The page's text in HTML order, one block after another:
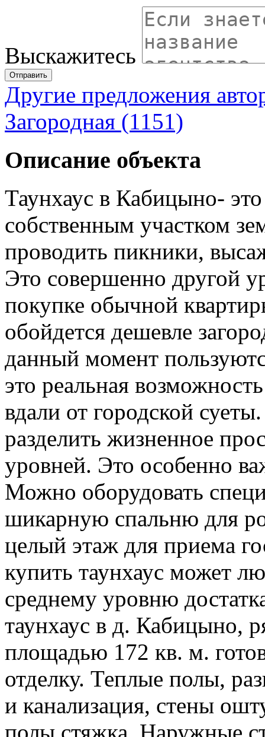
Выскажитесь
Отправить
Другие предложения
Загородная (1151)
Описание объекта
Таунхаус в Кабицыно-
собственным участком
проводить пикники,
Это совершенно другой
покупке обычной
обойдется дешевле
данный момент
это реальная
вдали от городской
разделить жизненное
уровней. Это особенно
Можно оборудовать
шикарную спальню для
целый этаж для приема
купить таунхаус может
среднему уровню
таунхаус в д. Кабицыно,
площадью 172 кв. м.
отделку. Теплые полы,
и канализация, стены